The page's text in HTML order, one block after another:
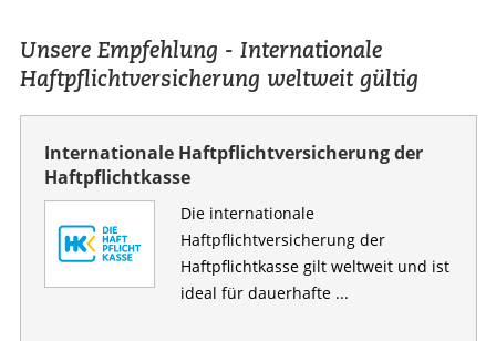
Unsere Empfehlung - Internationale
Haftpflichtversicherung weltweit gültig
Internationale Haftpflichtversicherung der
Haftpflichtkasse
Die internationale
Haftpflichtversicherung der
Haftpflichtkasse gilt weltweit und ist
ideal für dauerhafte ...